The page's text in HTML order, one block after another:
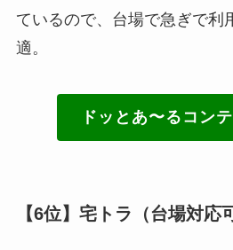
ているので、台場で急ぎで利
適。
ドッとあ〜るコン
【6位】宅トラ（台場対応